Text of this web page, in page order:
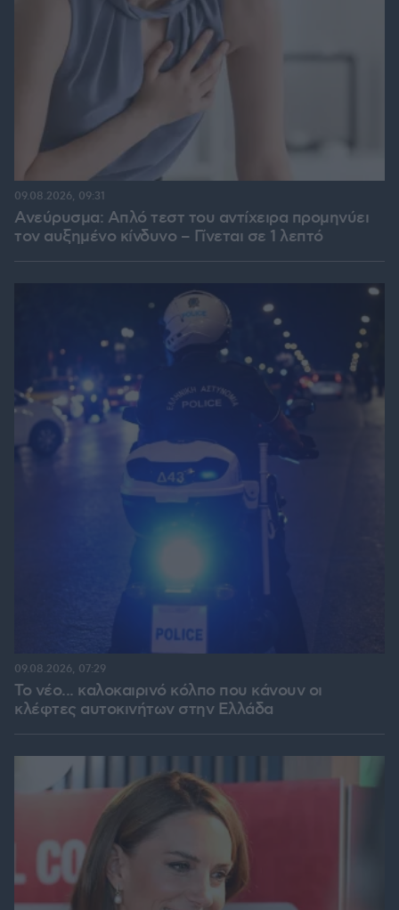
Ανεύρυσμα: Απλό τεστ του αντίχειρα προμηνύει
τον αυξημένο κίνδυνο – Γίνεται σε 1 λεπτό
09.08.2026, 09:31
Το νέο... καλοκαιρινό κόλπο που κάνουν οι
κλέφτες αυτοκινήτων στην Ελλάδα
09.08.2026, 07:29